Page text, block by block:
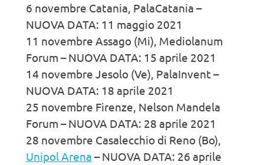
6 novembre Catania, PalaCatania –
NUOVA DATA: 11 maggio 2021
11 novembre Assago (Mi), Mediolanum
Forum – NUOVA DATA: 15 aprile 2021
14 novembre Jesolo (Ve), PalaInvent –
NUOVA DATA: 18 aprile 2021
25 novembre Firenze, Nelson Mandela
Forum – NUOVA DATA: 28 aprile 2021
28 novembre Casalecchio di Reno (Bo),
Unipol Arena – NUOVA DATA: 26 aprile